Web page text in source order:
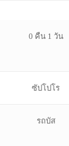
0 คืน 1 วัน
ซัปโปโร
รถบัส